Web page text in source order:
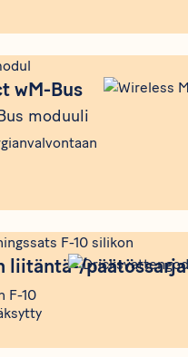
wM-Bus
moduuli
liitäntä-/päätössarja
F-10
päätössarja